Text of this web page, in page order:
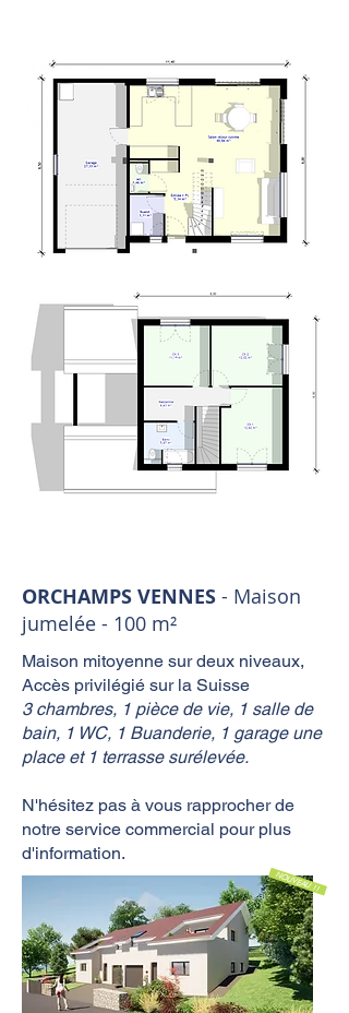
ORCHAMPS VENNES - Maison
jumelée - 100 m²
Maison mitoyenne sur deux niveaux,
Accès privilégié sur la Suisse
3 chambres, 1 pièce de vie, 1 salle de
bain, 1 WC, 1 Buanderie, 1 garage une
place et 1 terrasse surélevée.
N'hésitez pas à vous rapprocher de
notre service commercial pour plus
d'information.
NOUVEAU !!